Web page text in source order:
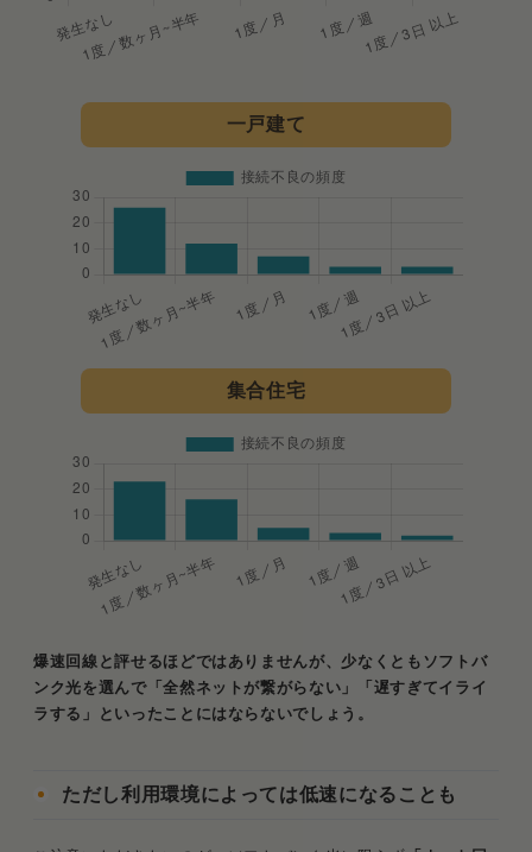
一戸建て
集合住宅
爆速回線と評せるほどではありませんが、少なくともソフトバ
ンク光を選んで「全然ネットが繋がらない」「遅すぎてイライ
ラする」といったことにはならないでしょう。
ただし利用環境によっては低速になることも